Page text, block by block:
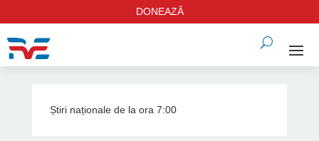
DONEAZĂ
Știri naționale de la ora 7:00